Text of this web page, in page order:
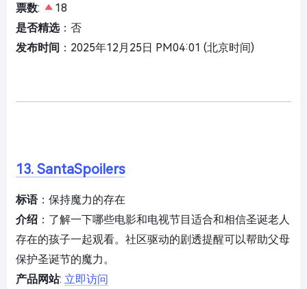
票数:
18
是否精选：否
发布时间 ：2025年12月25日 PM04:01 (北京时间)
13. SantaSpoilers
标语：保持魔力的存在
介绍 ：了解一下哪些电影和电视节目适合和相信圣诞老人
存在的孩子一起观看。社区驱动的剧透提醒可以帮助父母
保护圣诞节的魔力。
产品网站: 立即访问